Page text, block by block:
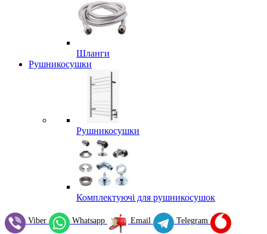
Шланги
Рушникосушки
Рушникосушки
Комплектуючі для рушникосушок
Viber Whatsapp Email Telegram